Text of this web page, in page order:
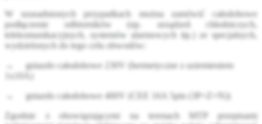
W uzasadnionych przypadkach można zamówić całodobowe
podłączenie odbiorników (np. urządzeń chłodniczych,
telekomunikacyjnych, systemów alarmowych itp.) ze specjalnych,
wydzielonych do tego celu obwodów:
→ gniazdo całodobowe 230V (hermetyczne z uziemieniem
1x10A)
→ gniazdo całodobowe 400V (CEE 16A 5pin (3P+Z+N))
Zgodnie z obowiązującymi na terenach MTP przepisami